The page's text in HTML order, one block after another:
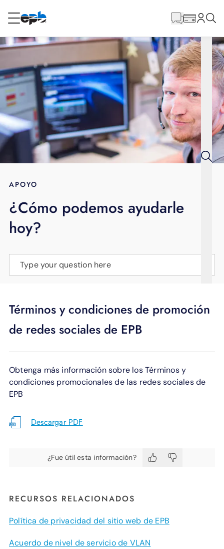
RESIDENCIAL
Internet
Energía
Televisión
BLOG
APOYO
principal
APOYO
¿Cómo podemos ayudarle
hoy?
Type your question here
Términos y condiciones de promoción
de redes sociales de EPB
Obtenga más información sobre los Términos y
condiciones promocionales de las redes sociales de
EPB
Descargar PDF
¿Fue útil esta información?
RECURSOS RELACIONADOS
Política de privacidad del sitio web de EPB
Acuerdo de nivel de servicio de VLAN